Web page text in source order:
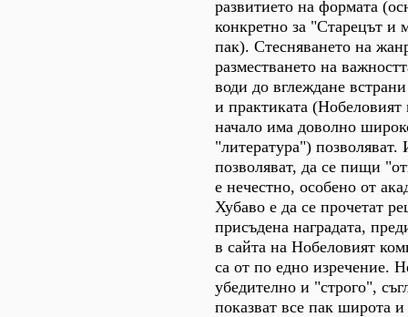
развитието на формата
конкретно за "Старецът и
пак). Стесняването на
разместването на
води до вглеждане
и практиката (Нобеловият
начало има доволно
"литература") позволяват.
позволяват, да се пищи
е нечестно, особено от
Хубаво е да се прочетат
присъдена наградата,
в сайта на Нобеловият
са от по едно изречение.
убедително и "строго",
показват все пак широта и